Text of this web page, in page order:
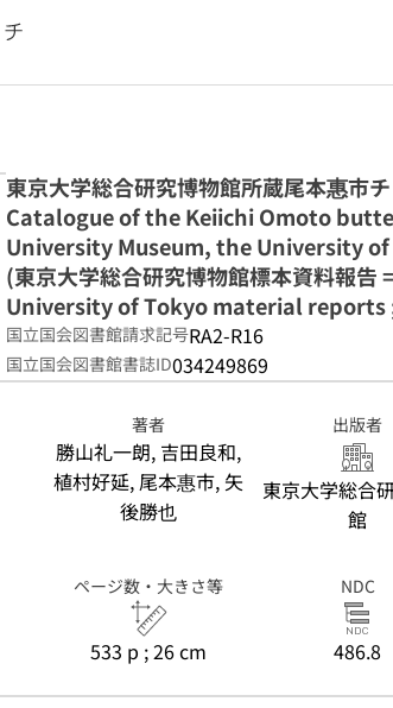
東京大学総合研究博物館所蔵尾本惠市
Catalogue of the Keiichi Omoto
University Museum, the University of
(東京大学総合研究博物館標本資料報
University of Tokyo material reports
国立国会図書館請求記号RA2-R16
国立国会図書館書誌ID034249869
著者
勝山礼一朗, 吉田良和,
植村好延, 尾本惠市, 矢
後勝也
出版者
東京大学総合
館
ページ数・大きさ等
533 p ; 26 cm
NDC
486.8